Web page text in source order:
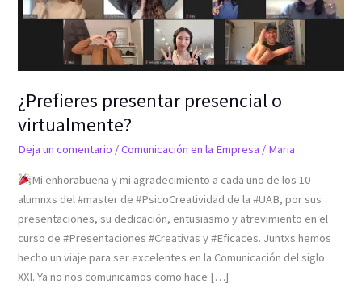
¿Prefieres presentar presencial o
virtualmente?
Deja un comentario /Comunicación en la Empresa / Maria
Mi enhorabuena y mi agradecimiento a cada uno de los 10
alumnxs del #master de #PsicoCreatividad de la #UAB, por sus
presentaciones, su dedicación, entusiasmo y atrevimiento en el
curso de #Presentaciones #Creativas y #Eficaces. Juntxs hemos
hecho un viaje para ser excelentes en la Comunicación del siglo
XXI. Ya no nos comunicamos como hace […]